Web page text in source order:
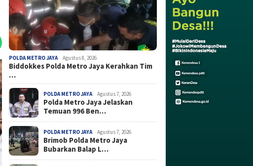
POLDA METRO JAYA Agustus 8, 2026
Biddokkes Polda Metro Jaya Kerahkan Tim
…
POLDA METRO JAYA Agustus 7, 2026
Polda Metro Jaya Jelaskan
Temuan 996 Ben…
POLDA METRO JAYA Agustus 7, 2026
Brimob Polda Metro Jaya
Bubarkan Balap L…